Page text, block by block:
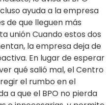
ayuda a la empresa
de que lleguen más
unión Cuando estos dos
la empresa deja de
En lugar de esperar
qué salió mal, el Centro
el rumbo en el
a que el BPO no pierda